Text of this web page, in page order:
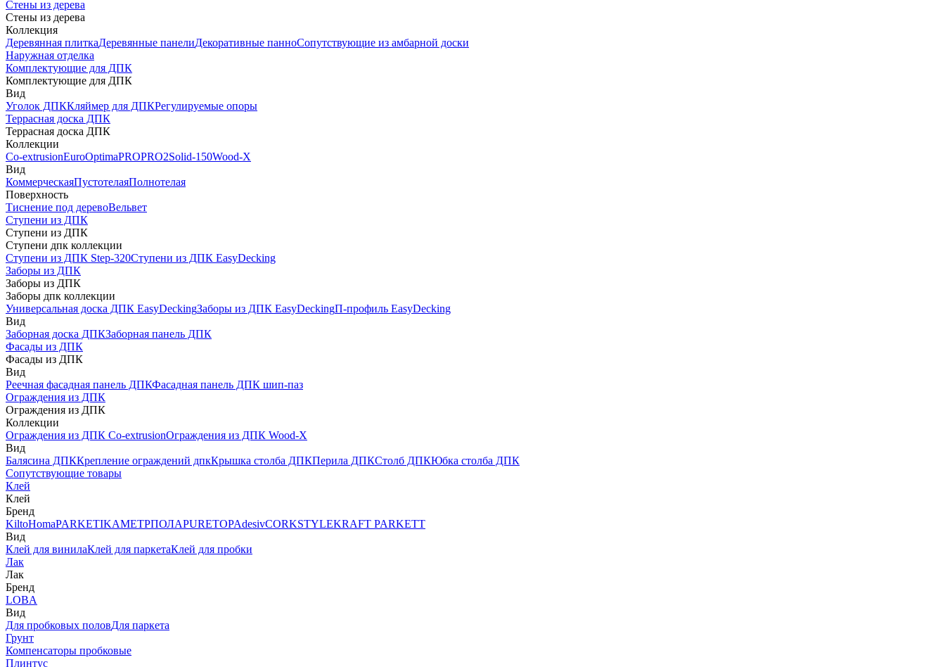
Стены из дерева
Стены из дерева
Коллекция
Деревянная плиткаДеревянные панелиДекоративные панноСопутствующие из амбарной доски
Наружная отделка
Комплектующие для ДПК
Комплектующие для ДПК
Вид
Уголок ДПККляймер для ДПКРегулируемые опоры
Террасная доска ДПК
Террасная доска ДПК
Коллекции
Co-extrusionEuroOptimaPROPRO2Solid-150Wood-X
Вид
КоммерческаяПустотелаяПолнотелая
Поверхность
Тиснение под деревоВельвет
Ступени из ДПК
Ступени из ДПК
Ступени дпк коллекции
Ступени из ДПК Step-320Ступени из ДПК EasyDecking
Заборы из ДПК
Заборы из ДПК
Заборы дпк коллекции
Универсальная доска ДПК EasyDeckingЗаборы из ДПК EasyDeckingП-профиль EasyDecking
Вид
Заборная доска ДПКЗаборная панель ДПК
Фасады из ДПК
Фасады из ДПК
Вид
Реечная фасадная панель ДПКФасадная панель ДПК шип-паз
Ограждения из ДПК
Ограждения из ДПК
Коллекции
Ограждения из ДПК Co-extrusionОграждения из ДПК Wood-X
Вид
Балясина ДПККрепление ограждений дпкКрышка столба ДПКПерила ДПКСтолб ДПКЮбка столба ДПК
Сопутствующие товары
Клей
Клей
Бренд
KiltoHomaPARKETIKAМЕТРПОЛАPURETOPAdesivCORKSTYLEKRAFT PARKETT
Вид
Клей для винилаКлей для паркетаКлей для пробки
Лак
Лак
Бренд
LOBA
Вид
Для пробковых половДля паркета
Грунт
Компенсаторы пробковые
Плинтус